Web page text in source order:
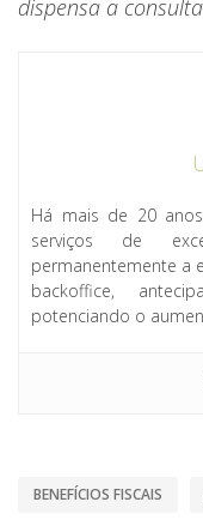
dispensa a
Há mais de 20
serviços de
permanentemente a
backoffice,
potenciando o
BENEFÍCIOS FISCAIS